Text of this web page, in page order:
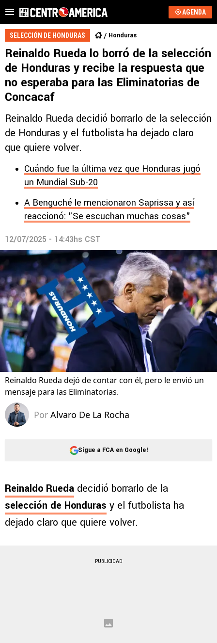
AGENDA
SELECCIÓN DE HONDURAS Honduras
Reinaldo Rueda lo borró de la selección
de Honduras y recibe la respuesta que
no esperaba para las Eliminatorias de
Concacaf
Reinaldo Rueda decidió borrarlo de la selección
de Honduras y el futbolista ha dejado claro
que quiere volver.
Cuándo fue la última vez que Honduras jugó
un Mundial Sub-20
A Benguché le mencionaron Saprissa y así
reaccionó: "Se escuchan muchas cosas"
12/07/2025 - 14:43hs CST
Reinaldo Rueda dejó de contar con él, pero le envió un
mensaje para las Eliminatorias.
Por Alvaro De La Rocha
Sigue a FCA en Google!
Reinaldo Rueda decidió borrarlo de la
selección de Honduras y el futbolista ha
dejado claro que quiere volver.
PUBLICIDAD